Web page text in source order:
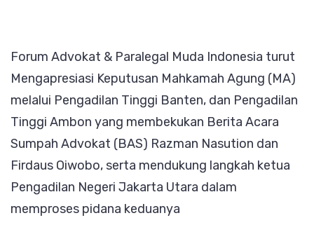
Forum Advokat & Paralegal Muda Indonesia turut
Mengapresiasi Keputusan Mahkamah Agung (MA)
melalui Pengadilan Tinggi Banten, dan Pengadilan
Tinggi Ambon yang membekukan Berita Acara
Sumpah Advokat (BAS) Razman Nasution dan
Firdaus Oiwobo, serta mendukung langkah ketua
Pengadilan Negeri Jakarta Utara dalam
memproses pidana keduanya